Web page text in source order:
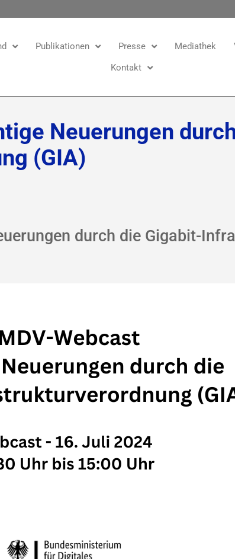
Publikationen Presse Mediathek
Kontakt
Neuerungen
(GIA)
durch die Gigabit-